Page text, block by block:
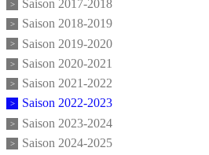
Saison 2017-2018
Saison 2018-2019
Saison 2019-2020
Saison 2020-2021
Saison 2021-2022
Saison 2022-2023
Saison 2023-2024
Saison 2024-2025